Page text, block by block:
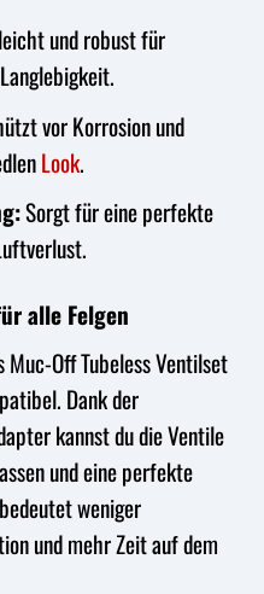
und robust für
vor Korrosion und
Look.
Sorgt für eine perfekte
alle Felgen
Off Tubeless Ventilset
Dank der
kannst du die Ventile
und eine perfekte
weniger
und mehr Zeit auf dem